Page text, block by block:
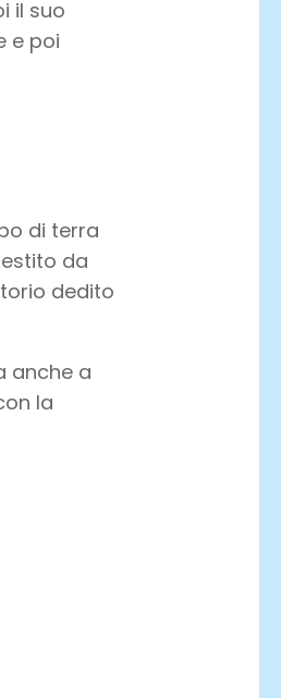
il suo
e poi
di terra
da
dedito
anche a
la